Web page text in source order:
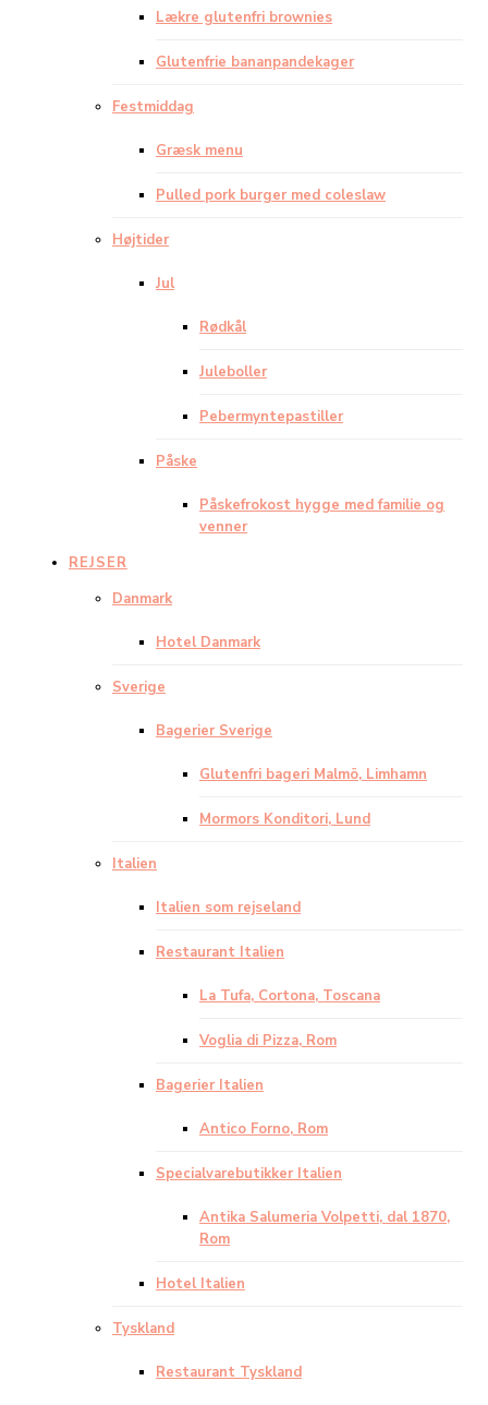
Lækre glutenfri brownies
Glutenfrie bananpandekager
Festmiddag
Græsk menu
Pulled pork burger med coleslaw
Højtider
Jul
Rødkål
Juleboller
Pebermyntepastiller
Påske
Påskefrokost hygge med familie og
venner
REJSER
Danmark
Hotel Danmark
Sverige
Bagerier Sverige
Glutenfri bageri Malmö, Limhamn
Mormors Konditori, Lund
Italien
Italien som rejseland
Restaurant Italien
La Tufa, Cortona, Toscana
Voglia di Pizza, Rom
Bagerier Italien
Antico Forno, Rom
Specialvarebutikker Italien
Antika Salumeria Volpetti, dal 1870,
Rom
Hotel Italien
Tyskland
Restaurant Tyskland